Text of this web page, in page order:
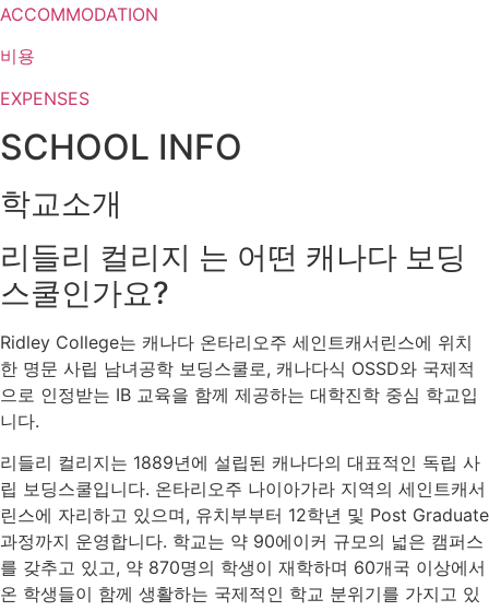
ACCOMMODATION
비용
EXPENSES
SCHOOL INFO
학교소개
리들리 컬리지 는 어떤 캐나다 보딩
스쿨인가요?
Ridley College는 캐나다 온타리오주 세인트캐서린스에 위치
한 명문 사립 남녀공학 보딩스쿨로, 캐나다식 OSSD와 국제적
으로 인정받는 IB 교육을 함께 제공하는 대학진학 중심 학교입
니다.
리들리 컬리지는 1889년에 설립된 캐나다의 대표적인 독립 사
립 보딩스쿨입니다. 온타리오주 나이아가라 지역의 세인트캐서
린스에 자리하고 있으며, 유치부부터 12학년 및 Post Graduate
과정까지 운영합니다. 학교는 약 90에이커 규모의 넓은 캠퍼스
를 갖추고 있고, 약 870명의 학생이 재학하며 60개국 이상에서
온 학생들이 함께 생활하는 국제적인 학교 분위기를 가지고 있